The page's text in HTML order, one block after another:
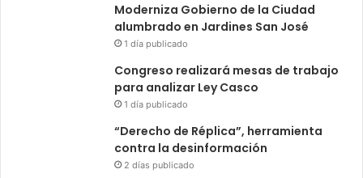
Moderniza Gobierno de la Ciudad
alumbrado en Jardines San José
1 día publicado
Congreso realizará mesas de trabajo
para analizar Ley Casco
1 día publicado
“Derecho de Réplica”, herramienta
contra la desinformación
2 días publicado